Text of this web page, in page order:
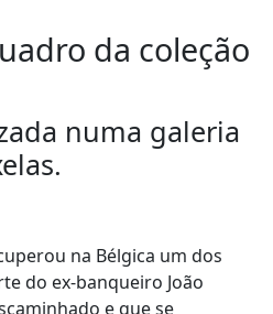
da coleção
numa galeria
na Bélgica um dos
do ex-banqueiro João
e que se